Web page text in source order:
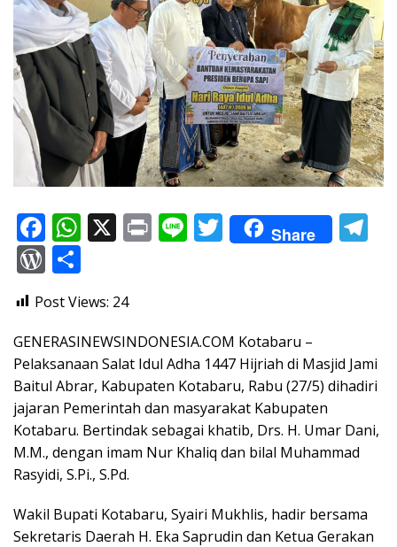
F
ac
e
b
o
o
k
W
h
s
A
p
p
X Pr
in
Li
n
T
w
Share
m
W
or
d
Pr
e
ss
ar
e
Post Views: 24
GENERASINEWSINDONESIA.COM Kotabaru –
Pelaksanaan Salat Idul Adha 1447 Hijriah di Masjid Jami
Baitul Abrar, Kabupaten Kotabaru, Rabu (27/5) dihadiri
jajaran Pemerintah dan masyarakat Kabupaten
Kotabaru. Bertindak sebagai khatib, Drs. H. Umar Dani,
M.M., dengan imam Nur Khaliq dan bilal Muhammad
Rasyidi, S.Pi., S.Pd.
Wakil Bupati Kotabaru, Syairi Mukhlis, hadir bersama
Sekretaris Daerah H. Eka Saprudin dan Ketua Gerakan